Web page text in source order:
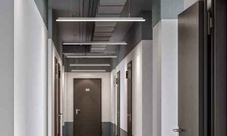
РОЖДЕСТВЕНСКАЯ
УЛИЦА, Д.6
Москва / Московская обл
Получить контакты Посмотреть на карте
Прямая продажа от застройщика! Кладовая номер 74К общей
площадью 3.6 кв.м. на 1-м этаже в ЖК «1-й Лермонтовский».
Дополнительная скидка 2% на покупку 2-й и последующей
скидка до 2% в готовых корпусах. Скидку на вторую или
последующую покупку можно получи...